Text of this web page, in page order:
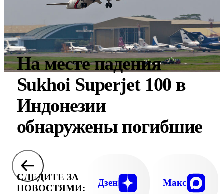
На месте падения
Sukhoi Superjet 100 в
Индонезии
обнаружены погибшие
СЛЕДИТЕ ЗА
НОВОСТЯМИ:
Дзен Макс